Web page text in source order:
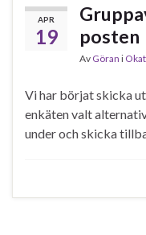
APR
19
posten
Av Göran i
Vi har börjat skicka
enkäten valt
under och skicka